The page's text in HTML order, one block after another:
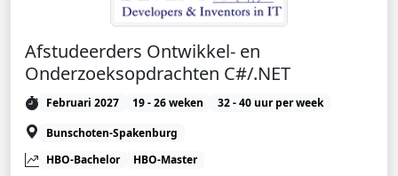
Afstudeerders Ontwikkel- en
Onderzoeksopdrachten C#/.NET
Februari 2027 19 - 26 weken
32 - 40 uur per week
Bunschoten-Spakenburg
HBO-Bachelor
HBO-Master